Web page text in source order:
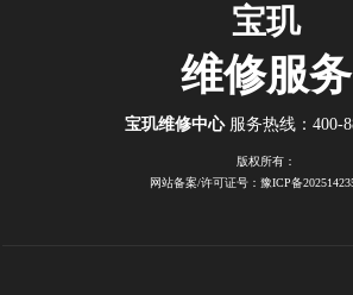
宝玑
维修服务
宝玑维修中心 服务热线： 400-
版权所有：
网站备案/许可证号：豫ICP备